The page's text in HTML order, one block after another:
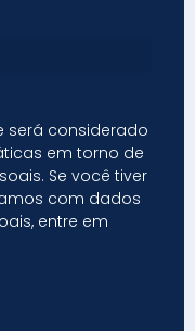
será considerado
em torno de
Se você tiver
com dados
entre em